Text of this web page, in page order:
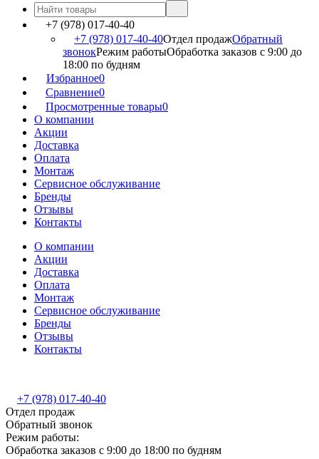
+7 (978) 017-40-40
+7 (978) 017-40-40Отдел продажОбратный
звонокРежим работыОбработка заказов с 9:00 до
18:00 по будням
Избранное0
Сравнение0
Просмотренные товары0
О компании
Акции
Доставка
Оплата
Монтаж
Сервисное обслуживание
Бренды
Отзывы
Контакты
О компании
Акции
Доставка
Оплата
Монтаж
Сервисное обслуживание
Бренды
Отзывы
Контакты
+7 (978) 017-40-40
Отдел продаж
Обратный звонок
Режим работы:
Обработка заказов с 9:00 до 18:00 по будням